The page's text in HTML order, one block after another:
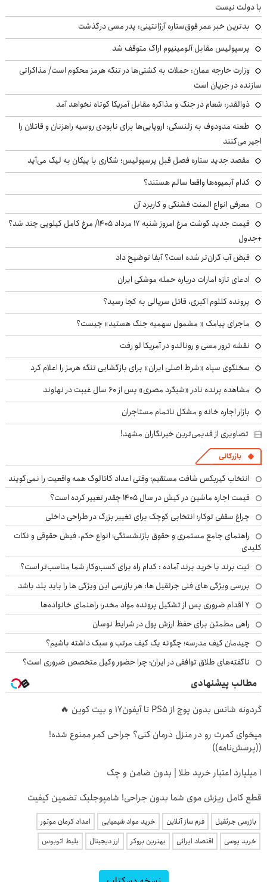
با دولت نیست
بدترین خبر عمر فوق‌ستاره آرژانتینی: پدر مسی درگذشت
پرسپولیس مقابل آلومینیوم اراک متوقف شد
وزارت خارجه عمان: حملات به کشتی‌ها در تنگه هرمز محکوم است/ مذاکراتی
سازنده در جریان است
ذوالقدر: شعام در جنگ و مذاکره مقابل آمریکا کوتاه نخواهد آمد
طعنه مدودوف به زلنسکی: اروپایی‌ها برای نابودی روسیه راهزنان و قاتلان را
اجیر می‌کنند
مقصد جدید ستاره فصل قبل پرسپولیس؛ شکاری با پیکان به لیگ می‌آید
کدام آبمیوه‌ها واقعا سالم هستند؟
معرفی انواع المنت فشنگی و کاربرد آن
قیمت جدید گوشت مرغ امروز شنبه ۱۷ مرداد ۱۴۰۵/ مرغ کامل کیلویی چند شد؟
+جدول
قبض آب گران‌تر شده است؟ آبفا توضیح داد
ادعای تازه امارات درباره حمله موشکی ایران
پرونده کلثوم اکبری، قاتل سریالی به کجا رسید؟
ماجرای پیامک « مشمول سهمیه جنگ هستید» چیست؟
نقشه ترور مسی و رونالدو در آمریکا لو رفت
سخنگوی سپاه «شرط اصلی ایران» برای بازگشایی تنگه هرمز را اعلام کرد
مشاهده پرنده نادر «شبگرد مصری» پس از ۶۰ سال غیبت در نهاوند
بازار اجاره خانه و مشکل ناتمام مستاجران
تصاویری از قدیمی‌ترین خبرنگاران مشهد!
بازرگانی
انتخاب گیربکس شافت مستقیم؛ وقتی اعداد کاتالوگ همه واقعیت را نمی‌گویند
قیمت اجاره ماشین در کیش در سال ۱۴۰۵ چقدر تغییر کرده است؟
چراغ سقفی توکار؛ انتخابی کوچک برای تغییر بزرگ در طراحی داخلی
راهنمای جامع مستمری و حقوق بازنشستگی؛ انواع حکم، فیش حقوقی و نکات
کلیدی
ثبت برند یا خرید برند آماده : کدام راه برای کسب‌وکار شما مناسب‌تر است؟
بررسی ویژگی های فنی جرثقیل ها: هر بازرسی این ویژگی ها را باید بلد باشد
۷ اقدام ضروری پس از تشکیل پرونده مواد مخدر؛ راهنمای خانواده‌ها
راهی مطمئن برای حفظ ارزش پول در شرایط نوسان
چیدمان کیف مدرسه؛ چگونه یک کیف مرتب و سبک داشته باشیم؟
ناگفته‌های طلاق توافقی در ایران؛ چرا حضور وکیل متخصص ضروری است؟
مطالب پیشنهادی
گردونه شانس بدون پوچ از PS5 تا آیفون17 و بیت کوین 🔥
میخوای کمرت رو در منزل درمان کنی؟ جراحی کمر ممنوع شده!
((پرسش‌نامه))
۱ میلیارد اعتبار خرید طلا | بدون ضامن و چک
قطع کامل ریزش موی شما بدون جراحی! شامپوجلبک تضمین کیفیت
بازرسی جرثقیل فرم ساز آنلاین خرید مواد شیمیایی
امداد کرمان موتور
خرید یوسی
اقتصاد ایرانی بهترین بروکر ارز دیجیتال بلیط اتوبوس